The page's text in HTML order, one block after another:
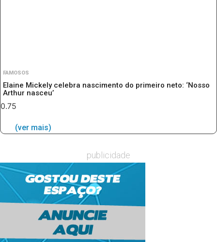
FAMOSOS
Elaine Mickely celebra nascimento do primeiro neto: ‘Nosso
Arthur nasceu’
(ver mais)
publicidade